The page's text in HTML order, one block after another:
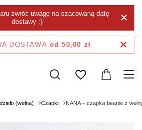
zwróć uwagę na szacowaną datę
dostawy :)
DOSTAWA od 50,00 zł
(wełna) Czapki NANA – czapka beanie z